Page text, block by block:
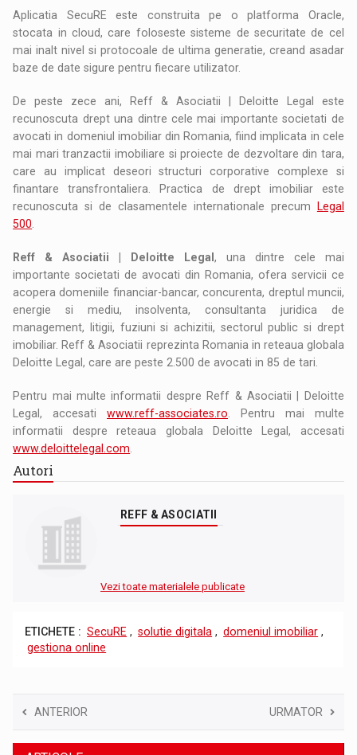
Aplicatia SecuRE este construita pe o platforma Oracle,
stocata in cloud, care foloseste sisteme de securitate de cel
mai inalt nivel si protocoale de ultima generatie, creand asadar
baze de date sigure pentru fiecare utilizator.
De peste zece ani, Reff & Asociatii | Deloitte Legal este
recunoscuta drept una dintre cele mai importante societati de
avocati in domeniul imobiliar din Romania, fiind implicata in cele
mai mari tranzactii imobiliare si proiecte de dezvoltare din tara,
care au implicat deseori structuri corporative complexe si
finantare transfrontaliera. Practica de drept imobiliar este
recunoscuta si de clasamentele internationale precum
Legal
500
Reff & Asociatii | Deloitte Legal , una dintre cele mai
importante societati de avocati din Romania, ofera servicii ce
acopera domeniile financiar-bancar, concurenta, dreptul muncii,
energie si mediu, insolventa, consultanta juridica de
management, litigii, fuziuni si achizitii, sectorul public si drept
imobiliar. Reff & Asociatii reprezinta Romania in reteaua globala
Deloitte Legal, care are peste 2.500 de avocati in 85 de tari.
Pentru mai multe informatii despre Reff & Asociatii | Deloitte
Legal, accesatiwww.reff-associates.ro . Pentru mai multe
informatii despre reteaua globala Deloitte Legal, accesati
www.deloittelegal.com
Autori
REFF & ASOCIATII
Vezi toate materialele publicate
ETICHETE : SecuRE , solutie digitala , domeniul imobiliar ,
gestiona online
ANTERIOR URMATOR